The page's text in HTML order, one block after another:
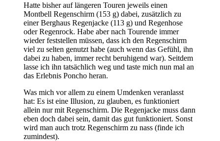
Hatte bisher auf längeren Touren jeweils einen
Montbell Regenschirm (153 g) dabei, zusätzlich zu
einer Berghaus Regenjacke (113 g) und Regenhose
oder Regenrock. Habe aber nach Tourende immer
wieder feststellen müssen, dass ich den Regenschirm
viel zu selten genutzt habe (auch wenn das Gefühl, ihn
dabei zu haben, immer recht beruhigend war). Seitdem
lasse ich ihn tatsächlich weg und taste mich nun mal an
das Erlebnis Poncho heran.
Was mich vor allem zu einem Umdenken veranlasst
hat: Es ist eine Illusion, zu glauben, es funktioniert
allein nur mit Regenschirm. Die Regenjacke muss dann
eben doch dabei sein, damit das gut funktioniert. Sonst
wird man auch trotz Regenschirm zu nass (finde ich
zumindest).